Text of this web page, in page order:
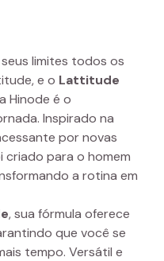
limites todos os
e o Lattitude
Hinode é o
Inspirado na
por novas
para o homem
a rotina em
, sua fórmula oferece
que você se
tempo. Versátil e